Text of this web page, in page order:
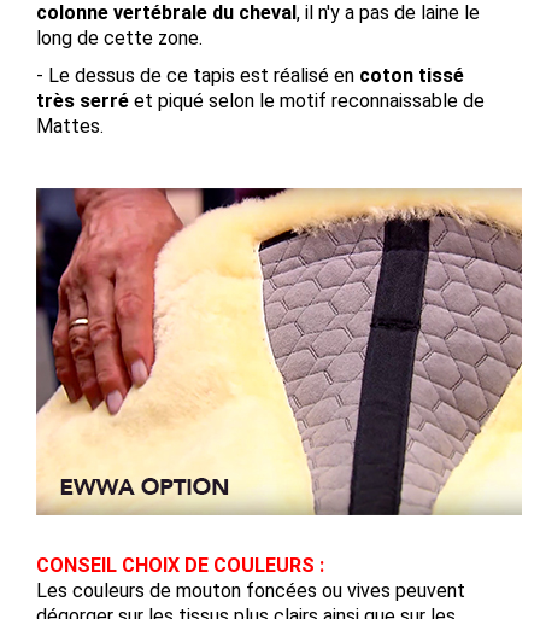
colonne vertébrale du cheval, il n'y a pas de laine le
long de cette zone.
- Le dessus de ce tapis est réalisé en coton tissé
très serré et piqué selon le motif reconnaissable de
Mattes.
CONSEIL CHOIX DE COULEURS :
Les couleurs de mouton foncées ou vives peuvent